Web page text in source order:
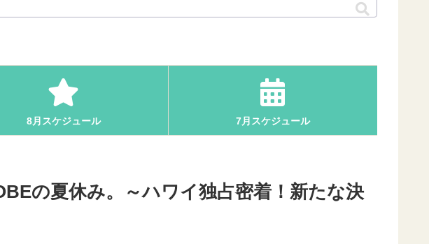
8月スケジュール 7月スケジュール
の夏休み。～ハワイ独占密着！新たな決